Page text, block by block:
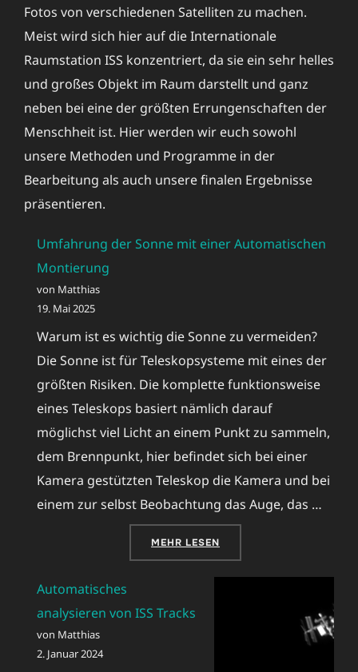
Fotos von verschiedenen Satelliten zu machen.
Meist wird sich hier auf die Internationale
Raumstation ISS konzentriert, da sie ein sehr helles
und großes Objekt im Raum darstellt und ganz
neben bei eine der größten Errungenschaften der
Menschheit ist. Hier werden wir euch sowohl
unsere Methoden und Programme in der
Bearbeitung als auch unsere finalen Ergebnisse
präsentieren.
Umfahrung der Sonne mit einer Automatischen
Montierung
von Matthias
19. Mai 2025
Warum ist es wichtig die Sonne zu vermeiden?
Die Sonne ist für Teleskopsysteme mit eines der
größten Risiken. Die komplette funktionsweise
eines Teleskops basiert nämlich darauf
möglichst viel Licht an einem Punkt zu sammeln,
dem Brennpunkt, hier befindet sich bei einer
Kamera gestützten Teleskop die Kamera und bei
einem zur selbst Beobachtung das Auge, das …
MEHR ÜBER „UMFAHRUNG DER
LESEN
Automatisches
analysieren von ISS Tracks
von Matthias
2. Januar 2024